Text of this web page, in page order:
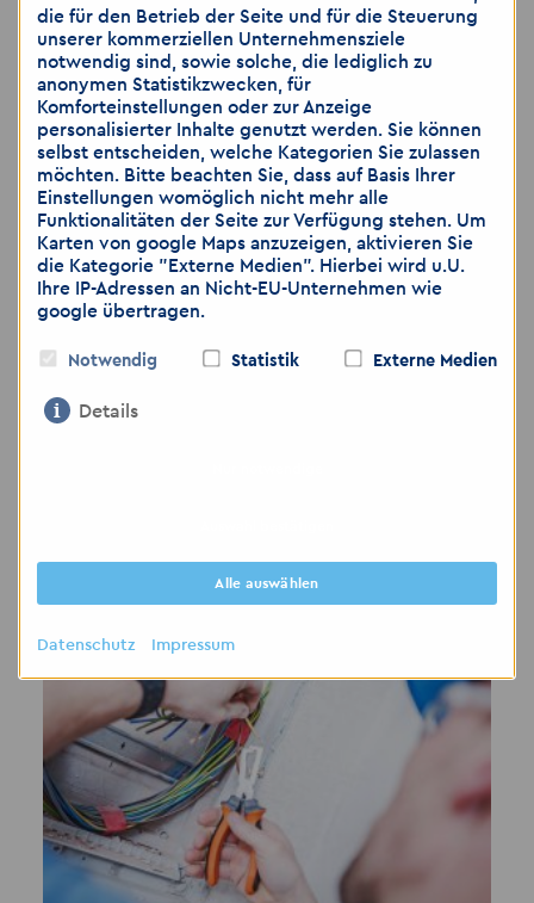
Ausbildung, befristete Jobs oder
unbefristete Festanstellung in Teilzeit oder
Vollzeit – wir machen viel mehr möglich,
als Sie vielleicht erwartet haben.
Hinweis: Wir weisen darauf hin, dass die
Übermittlung von personenbezogenen Daten
über E-Mail als unsicher eingestuft wird. Bitte
achten Sie darauf, dass Sie lediglich dann
Bewerbungsunterlagen per E-Mail zusenden,
Gerne können Sie weitere Unterlagen, wie zum
Bescheinigungen, die Sie nicht per E-Mail
die für den Betrieb der Seite und für die Steuerung
unserer kommerziellen Unternehmensziele
notwendig sind, sowie solche, die lediglich zu
anonymen Statistikzwecken, für
Komforteinstellungen oder zur Anzeige
personalisierter Inhalte genutzt werden. Sie können
selbst entscheiden, welche Kategorien Sie zulassen
möchten. Bitte beachten Sie, dass auf Basis Ihrer
Einstellungen womöglich nicht mehr alle
Funktionalitäten der Seite zur Verfügung stehen. Um
Karten von google Maps anzuzeigen, aktivieren Sie
die Kategorie "Externe Medien". Hierbei wird u.U.
Ihre IP-Adressen an Nicht-EU-Unternehmen wie
google übertragen.
Notwendig Statistik Externe Medien
Details
Alle auswählen
Datenschutz Impressum